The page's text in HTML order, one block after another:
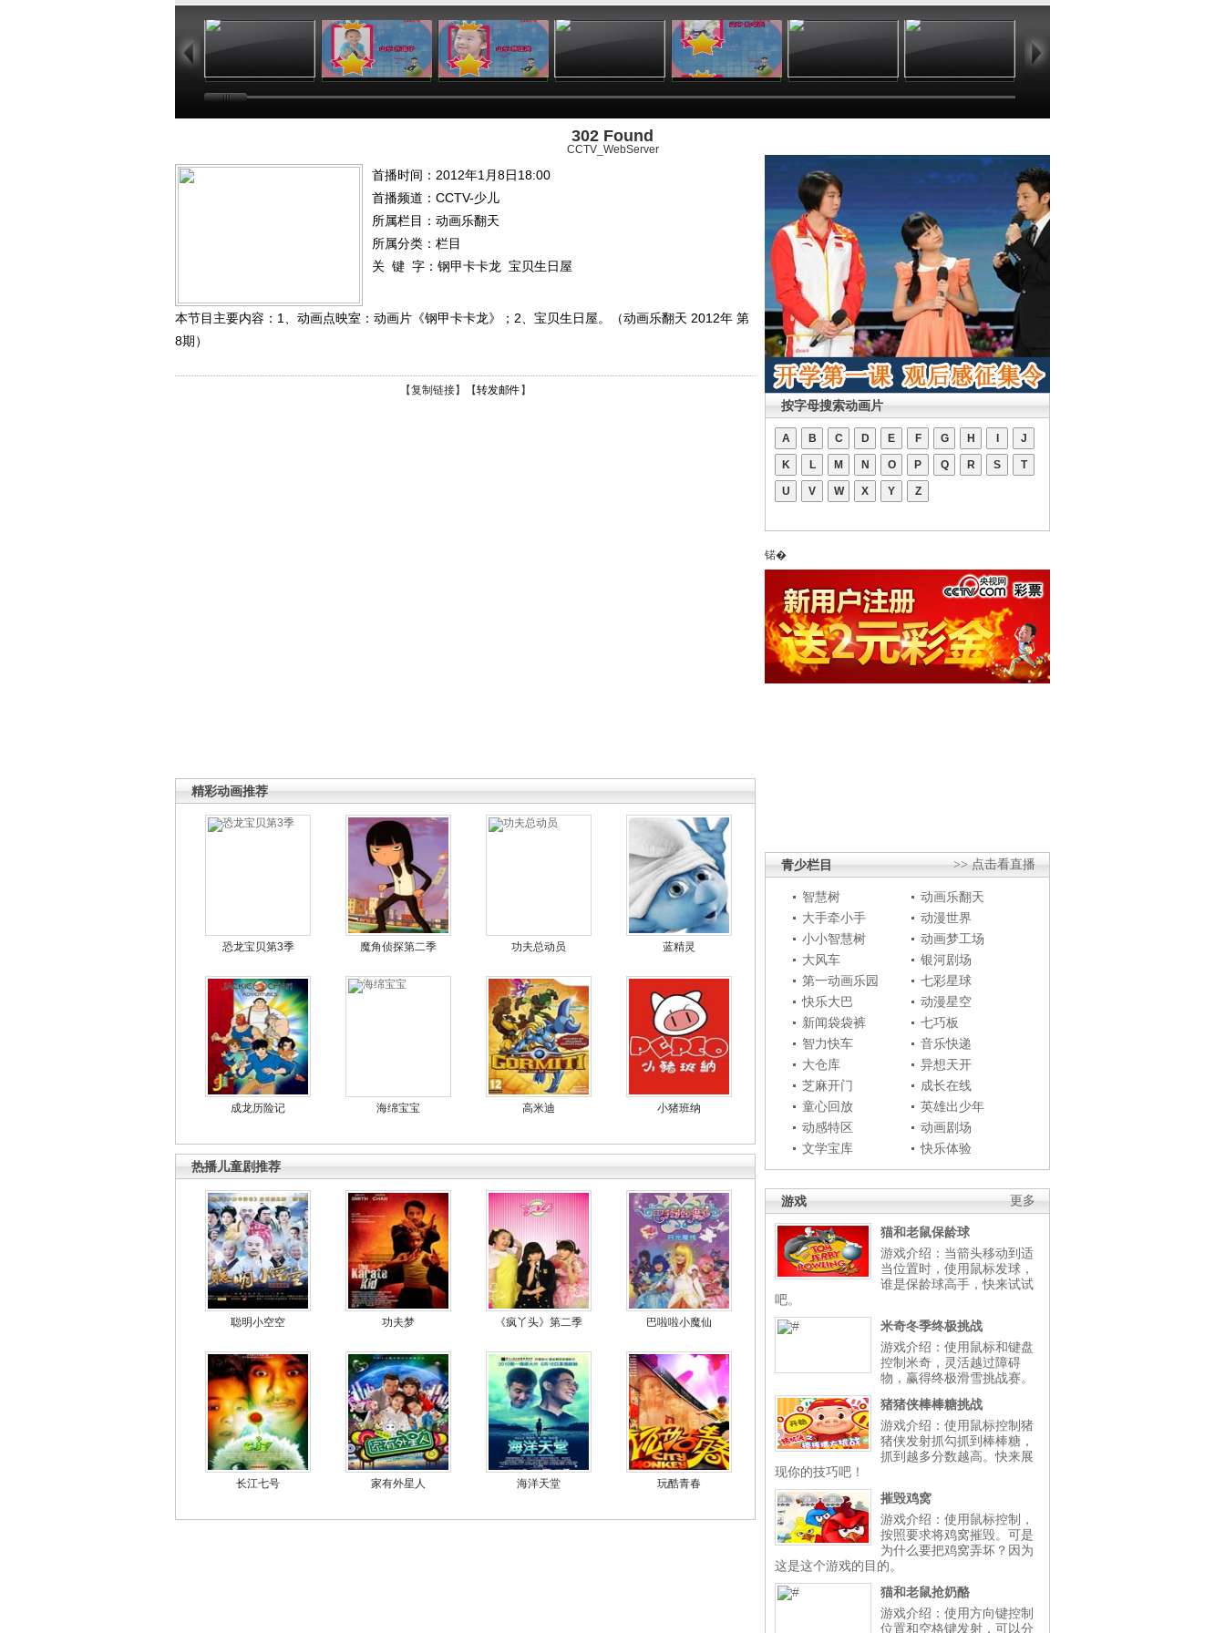
01:03 01:03 01:03 01:03 01:03 01:03 24:41
302 Found
CCTV_WebServer
首播时间：2012年1月8日18:00
首播频道： CCTV-少儿
所属栏目： 动画乐翻天
所属分类：栏目
关 键 字： 钢甲卡卡龙 宝贝生日屋
本节目主要内容：1、动画点映室：动画片《钢甲卡卡龙》；2、宝贝生日屋。（动画乐翻天 2012年 第
8期）
【复制链接】【转发邮件 】
精彩动画推荐
恐龙宝贝第3季 魔角侦探第二季 功夫总动员 蓝精灵
成龙历险记 海绵宝宝 高米迪 小猪班纳
热播儿童剧推荐
聪明小空空 功夫梦 《疯丫头》第二季 巴啦啦小魔仙
长江七号 家有外星人 海洋天堂 玩酷青春
按字母搜索动画片
A B C D E F G H J
K L M N O P Q R S T
U V W X Y Z
锘�
>> 点击看直播
青少栏目
智慧树
动画乐翻天
大手牵小手
动漫世界
小小智慧树
动画梦工场
大风车
银河剧场
第一动画乐园
七彩星球
快乐大巴
动漫星空
新闻袋袋裤
七巧板
智力快车
音乐快递
大仓库
异想天开
芝麻开门
成长在线
童心回放
英雄出少年
动感特区
动画剧场
文学宝库
快乐体验
更多
游戏
猫和老鼠保龄球
游戏介绍：当箭头移动到适
当位置时，使用鼠标发球，
谁是保龄球高手，快来试试
吧。
米奇冬季终极挑战
游戏介绍：使用鼠标和键盘
控制米奇，灵活越过障碍
物，赢得终极滑雪挑战赛。
猪猪侠棒棒糖挑战
游戏介绍：使用鼠标控制猪
猪侠发射抓勾抓到棒棒糖，
抓到越多分数越高。快来展
现你的技巧吧！
摧毁鸡窝
游戏介绍：使用鼠标控制，
按照要求将鸡窝摧毁。可是
为什么要把鸡窝弄坏？因为
这是这个游戏的目的。
猫和老鼠抢奶酪
游戏介绍：使用方向键控制
位置和空格键发射，可以分